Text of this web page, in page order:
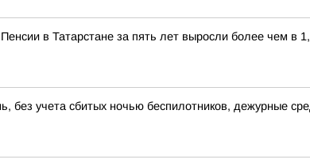
в Татарстане за пять лет выросли более чем в
без учета сбитых ночью беспилотников, дежурные